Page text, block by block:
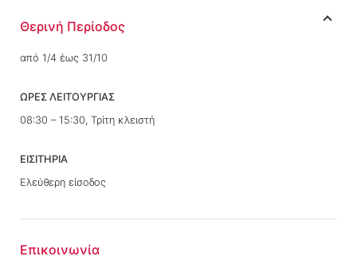
Θερινή Περίοδος
από 1/4 έως 31/10
ΩΡΕΣ ΛΕΙΤΟΥΡΓΙΑΣ
08:30 – 15:30, Τρίτη κλειστή
ΕΙΣΙΤΗΡΙΑ
Ελεύθερη είσοδος
Επικοινωνία